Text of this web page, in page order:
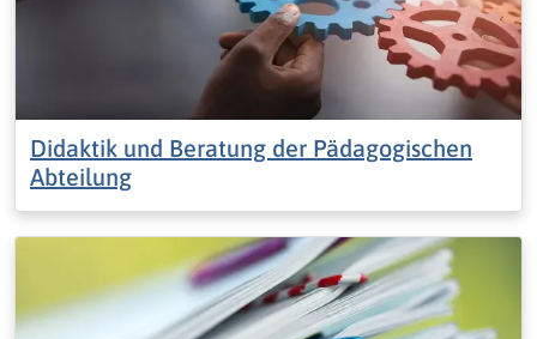
Didaktik und Beratung der Pädagogischen
Abteilung